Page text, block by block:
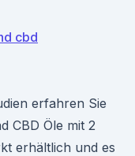
cbd
erfahren Sie
CBD Öle mit 2
erhältlich und es